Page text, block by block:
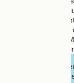
balades à cheval,
Le cadre
ressourcer,
des Albères et la
rêvé pour
Cet
leur site pour